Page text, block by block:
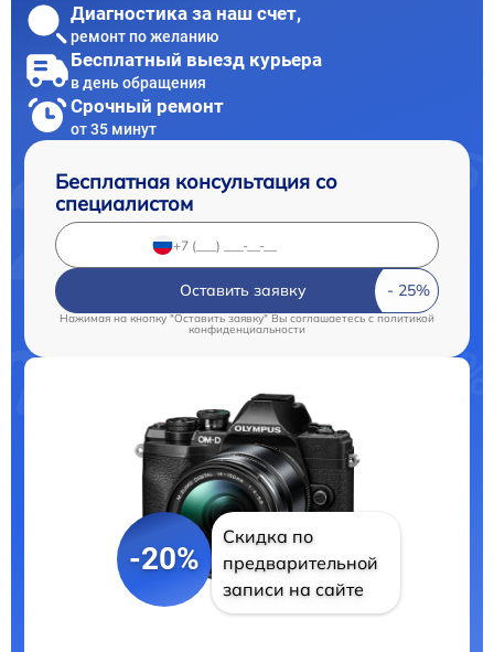
Диагностика за наш счет,
ремонт по желанию
Бесплатный выезд курьера
в день обращения
Срочный ремонт
от 35 минут
Бесплатная консультация со
специалистом
Оставить заявку
Нажимая на кнопку "Оставить заявку" Вы соглашаетесь c политикой
конфиденциальности
-20%
Скидка по
предварительной
записи на сайте